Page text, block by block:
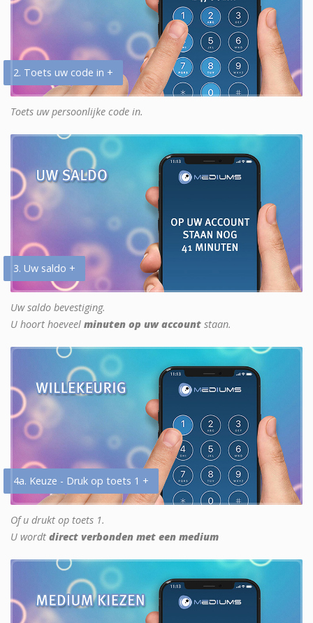
2. Toets uw code in +
Toets uw persoonlijke code in.
3. Uw saldo +
Uw saldo bevestiging.
U hoort hoeveel minuten op uw account staan.
4a. Keuze - Druk op toets 1 +
Of u drukt op toets 1.
U wordt direct verbonden met een medium